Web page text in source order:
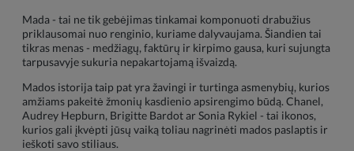
Mada - tai ne tik gebėjimas tinkamai komponuoti drabužius
priklausomai nuo renginio, kuriame dalyvaujama. Šiandien tai
tikras menas - medžiagų, faktūrų ir kirpimo gausa, kuri sujungta
tarpusavyje sukuria nepakartojamą išvaizdą.
Mados istorija taip pat yra žavingi ir turtinga asmenybių, kurios
amžiams pakeitė žmonių kasdienio apsirengimo būdą. Chanel,
Audrey Hepburn, Brigitte Bardot ar Sonia Rykiel - tai ikonos,
kurios gali įkvėpti jūsų vaiką toliau nagrinėti mados paslaptis ir
ieškoti savo stiliaus.